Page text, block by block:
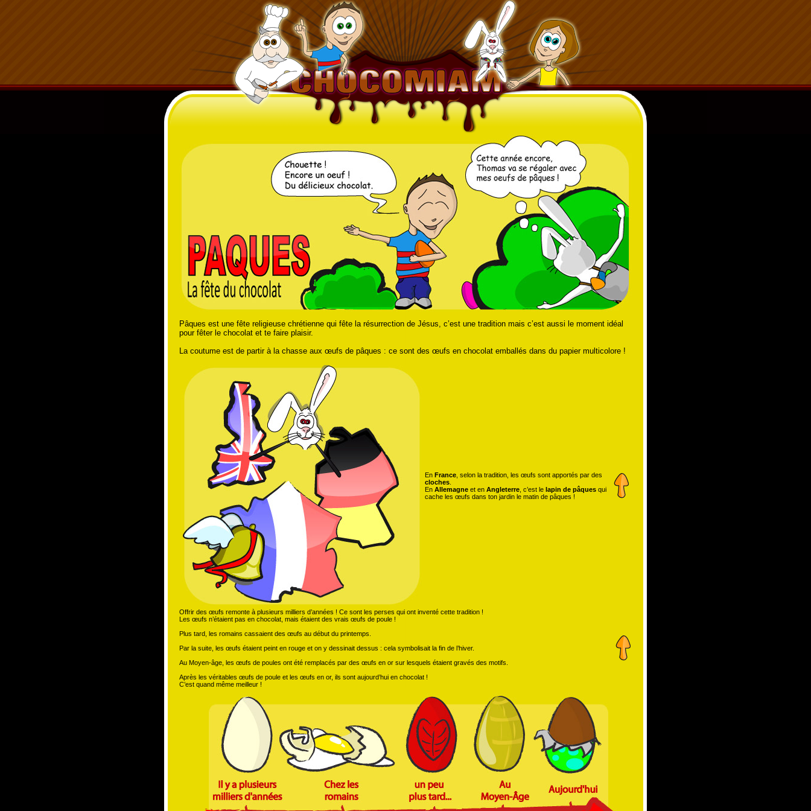
Pâques est une fête religieuse chrétienne qui fête la résurrection de Jésus, c’est une tradition mais c’est aussi le moment idéal
pour fêter le chocolat et te faire plaisir.
La coutume est de partir à la chasse aux œufs de pâques : ce sont des œufs en chocolat emballés dans du papier multicolore !
En France , selon la tradition, les œufs sont apportés par des
cloches
En Allemagne et en Angleterre , c’est le lapin de pâques qui
cache les œufs dans ton jardin le matin de pâques !
Offrir des œufs remonte à plusieurs milliers d’années ! Ce sont les perses qui ont inventé cette tradition !
Les œufs n’étaient pas en chocolat, mais étaient des vrais œufs de poule !
Plus tard, les romains cassaient des œufs au début du printemps.
Par la suite, les œufs étaient peint en rouge et on y dessinait dessus : cela symbolisait la fin de l’hiver.
Au Moyen-âge, les œufs de poules ont été remplacés par des œufs en or sur lesquels étaient gravés des motifs.
Après les véritables œufs de poule et les œufs en or, ils sont aujourd’hui en chocolat !
C’est quand même meilleur !